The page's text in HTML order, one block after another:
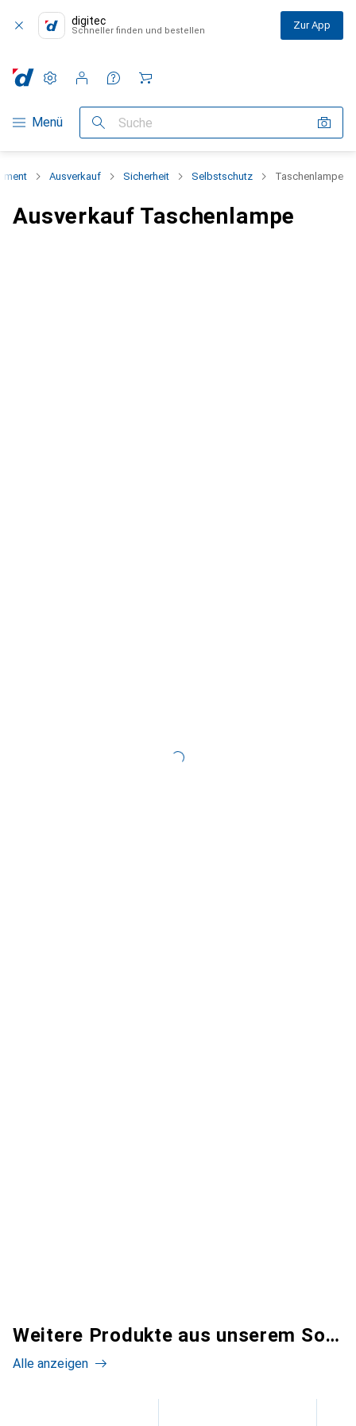
digitec
Schneller finden und bestellen Zur App
Navigation nach Kategorien
Menü Suche
Einstellungen
Kundenkonto
Vergleichslisten
Merklisten
Warenkorb
Ausverkauf Sicherheit Selbstschutz Taschenlampe
Ausverkauf Taschenlampe
Weitere Produkte aus unserem Sortiment
Alle anzeigen